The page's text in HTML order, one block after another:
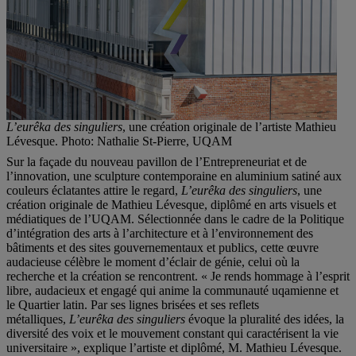
L’eurêka des singuliers, une création originale de l’artiste Mathieu
Lévesque. Photo: Nathalie St-Pierre, UQAM
Sur la façade du nouveau pavillon de l’Entrepreneuriat et de
l’innovation, une sculpture contemporaine en aluminium satiné aux
couleurs éclatantes attire le regard, L’eurêka des singuliers, une
création originale de Mathieu Lévesque, diplômé en arts visuels et
médiatiques de l’UQAM. Sélectionnée dans le cadre de la Politique
d’intégration des arts à l’architecture et à l’environnement des
bâtiments et des sites gouvernementaux et publics, cette œuvre
audacieuse célèbre le moment d’éclair de génie, celui où la
recherche et la création se rencontrent. « Je rends hommage à l’esprit
libre, audacieux et engagé qui anime la communauté uqamienne et
le Quartier latin. Par ses lignes brisées et ses reflets
métalliques, L’eurêka des singuliers évoque la pluralité des idées, la
diversité des voix et le mouvement constant qui caractérisent la vie
universitaire », explique l’artiste et diplômé, M. Mathieu Lévesque.